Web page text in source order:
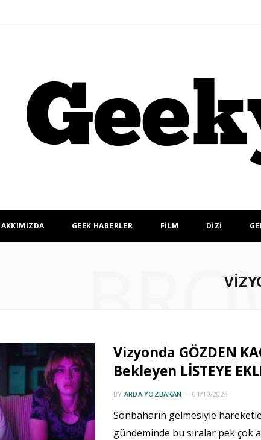
GEEK HABERLER FİLM DİZİ
Vizyonda GÖZDEN
Bekleyen LİSTEYE
BY ARDA YOZBAKAN 01/10/2024
Sonbaharın gelmesiyle
gündeminde bu sıralar pek çok